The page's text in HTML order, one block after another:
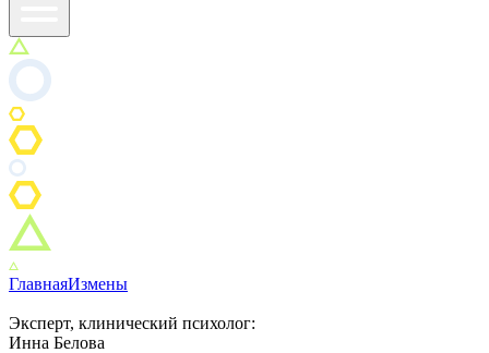
ГлавнаяИзмены
Эксперт, клинический психолог:
Инна Белова